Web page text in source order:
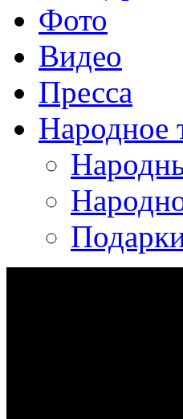
Фото
Видео
Пресса
Народное